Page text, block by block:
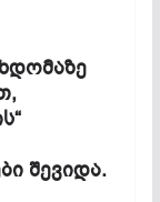
შევიდა.